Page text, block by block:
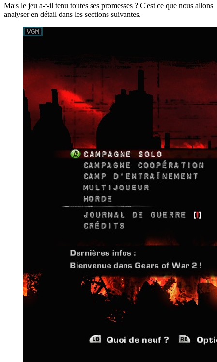
Mais le jeu a-t-il tenu toutes ses promesses ? C'est ce que nous allons
analyser en détail dans les sections suivantes.